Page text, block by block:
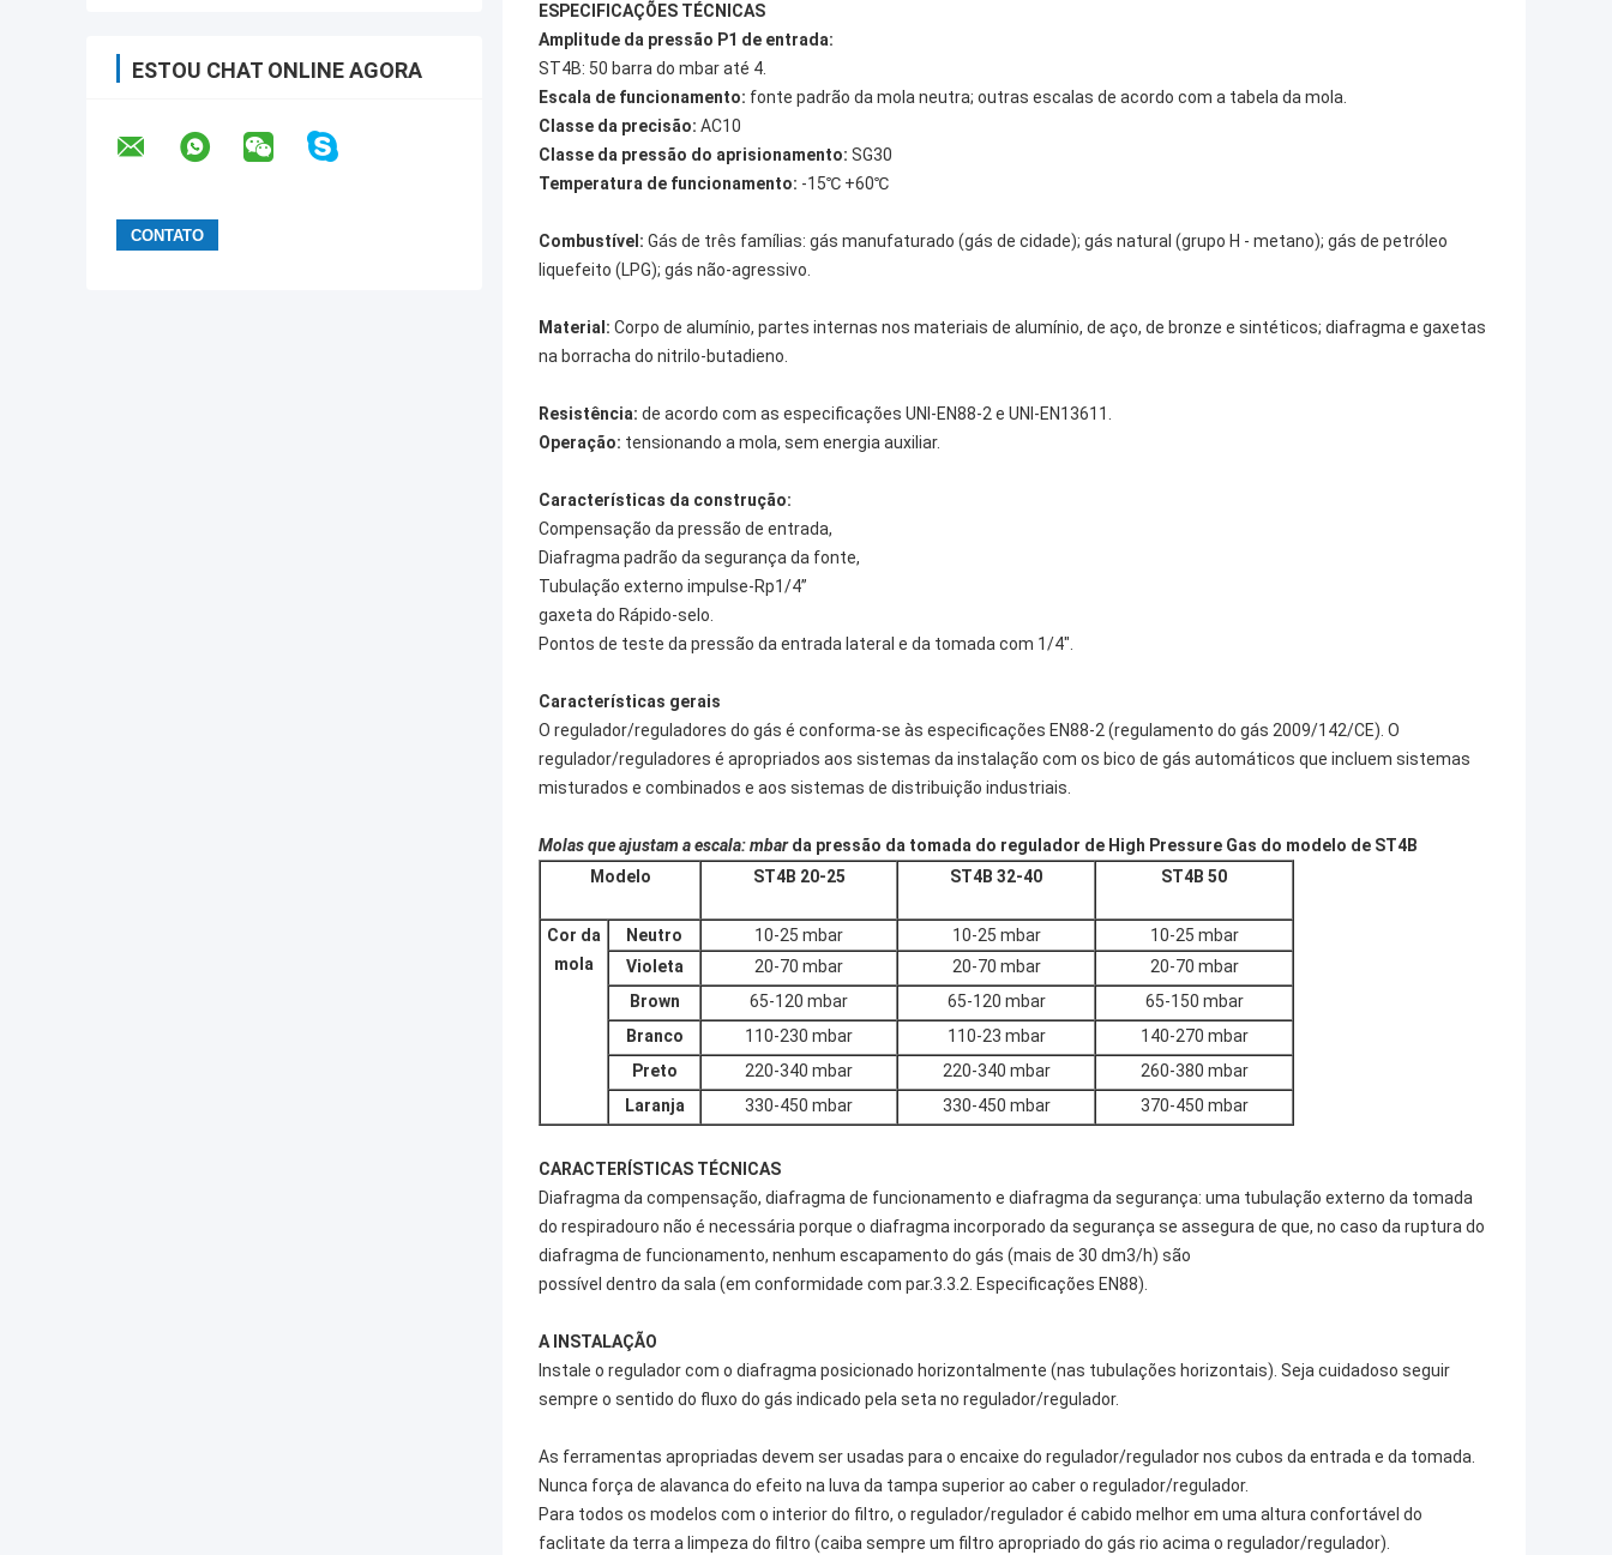
ESTOU CHAT ONLINE AGORA
ESPECIFICAÇÕES TÉCNICAS
Amplitude da pressão P1 de entrada:
ST4B: 50 barra do mbar até 4.
Escala de funcionamento: fonte padrão da mola neutra; outras escalas de acordo com a tabela da mola.
Classe da precisão: AC10
Classe da pressão do aprisionamento: SG30
Temperatura de funcionamento: -15℃ +60℃
Combustível: Gás de três famílias: gás manufaturado (gás de cidade); gás natural (grupo H - metano); gás de petróleo
liquefeito (LPG); gás não-agressivo.
Material: Corpo de alumínio, partes internas nos materiais de alumínio, de aço, de bronze e sintéticos; diafragma e gaxetas
na borracha do nitrilo-butadieno.
Resistência: de acordo com as especificações UNI-EN88-2 e UNI-EN13611.
Operação: tensionando a mola, sem energia auxiliar.
Características da construção:
Compensação da pressão de entrada,
Diafragma padrão da segurança da fonte,
Tubulação externo impulse-Rp1/4”
gaxeta do Rápido-selo.
Pontos de teste da pressão da entrada lateral e da tomada com 1/4".
Características gerais
O regulador/reguladores do gás é conforma-se às especificações EN88-2 (regulamento do gás 2009/142/CE). O
regulador/reguladores é apropriados aos sistemas da instalação com os bico de gás automáticos que incluem sistemas
misturados e combinados e aos sistemas de distribuição industriais.
Molas que ajustam a escala: mbarda pressão da tomada do regulador de High Pressure Gas do modelo de ST4B
Modelo
ST4B 20-25 ST4B 32-40 ST4B 50
Cor da
mola
Neutro 10-25 mbar 10-25 mbar
10-25 mbar
Violeta
20-70 mbar 20-70 mbar
20-70 mbar
Brown
65-120 mbar 65-120 mbar
65-150 mbar
Branco
110-230 mbar 110-23 mbar
140-270 mbar
Preto
220-340 mbar 220-340 mbar
260-380 mbar
Laranja
330-450 mbar 330-450 mbar 370-450 mbar
CARACTERÍSTICAS TÉCNICAS
Diafragma da compensação, diafragma de funcionamento e diafragma da segurança: uma tubulação externo da tomada
do respiradouro não é necessária porque o diafragma incorporado da segurança se assegura de que, no caso da ruptura do
diafragma de funcionamento, nenhum escapamento do gás (mais de 30 dm3/h) são
possível dentro da sala (em conformidade com par.3.3.2. Especificações EN88).
A INSTALAÇÃO
Instale o regulador com o diafragma posicionado horizontalmente (nas tubulações horizontais). Seja cuidadoso seguir
sempre o sentido do fluxo do gás indicado pela seta no regulador/regulador.
As ferramentas apropriadas devem ser usadas para o encaixe do regulador/regulador nos cubos da entrada e da tomada.
Nunca força de alavanca do efeito na luva da tampa superior ao caber o regulador/regulador.
Para todos os modelos com o interior do filtro, o regulador/regulador é cabido melhor em uma altura confortável do
faclitate da terra a limpeza do filtro (caiba sempre um filtro apropriado do gás rio acima o regulador/regulador).